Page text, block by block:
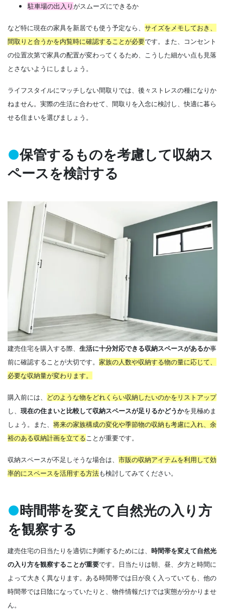
駐車場の出入りがスムーズにできるか
など特に現在の家具を新居でも使う予定なら、 サイズをメモしておき、
間取りと合うかを内覧時に確認することが必要です。また、コンセント
の位置次第で家具の配置が変わってくるため、こうした細かい点も見落
とさないようにしましょう。
ライフスタイルにマッチしない間取りでは、後々ストレスの種になりか
ねません。実際の生活に合わせて、間取りを入念に検討し、快適に暮ら
せる住まいを選びましょう。
●保管するものを考慮して収納ス
ペースを検討する
建売住宅を購入する際、 生活に十分対応できる収納スペースがあるか事
前に確認することが大切です。 家族の人数や収納する物の量に応じて、
必要な収納量が変わります。
購入前には、
どのような物をどれくらい収納したいのかをリストアップ
し、 現在の住まいと比較して収納スペースが足りるかどうかを見極めま
しょう。また、 将来の家族構成の変化や季節物の収納も考慮に入れ、余
裕のある収納計画を立てる ことが重要です。
収納スペースが不足しそうな場合は、 市販の収納アイテムを利用して効
率的にスペースを活用する方法も検討してみてください。
●時間帯を変えて自然光の入り方
を観察する
建売住宅の日当たりを適切に判断するためには、 時間帯を変えて自然光
の入り方を観察することが重要です。日当たりは朝、昼、夕方と時間に
よって大きく異なります。ある時間帯では日が良く入っていても、他の
時間帯では日陰になっていたりと、物件情報だけでは実態が分かりませ
ん。